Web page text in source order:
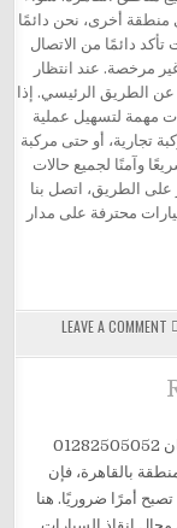
LEAVE A COMMENT
ON
ونش
انقاذ